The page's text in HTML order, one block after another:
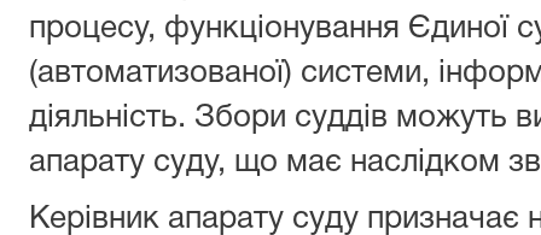
процесу, функціонування Єдиної
(автоматизованої) системи,
діяльність. Збори суддів можуть
апарату суду, що має наслідком
Керівник апарату суду призначає